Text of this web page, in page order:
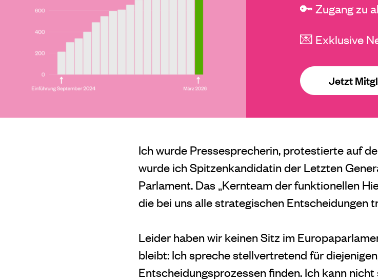
🔑 Zugang zu
💌 Exklusive
Jetzt
Ich wurde Pressesprecherin, protestierte auf
wurde ich Spitzenkandidatin der Letzten
Parlament. Das „Kernteam der funktionellen
die bei uns alle strategischen Entscheidungen
Leider haben wir keinen Sitz im
bleibt: Ich spreche stellvertretend für
Entscheidungsprozessen finden. Ich kann